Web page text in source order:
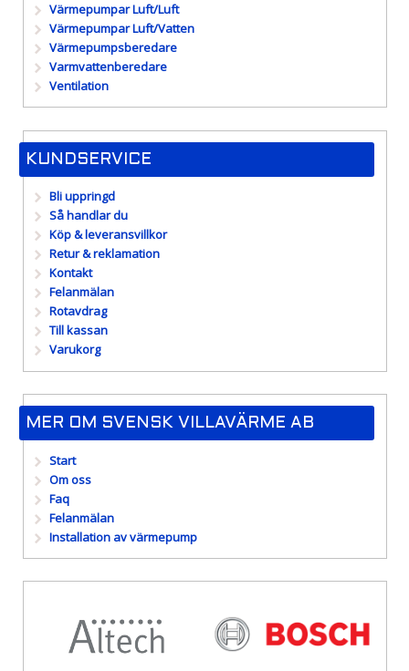
Värmepumpar Luft/Luft
Värmepumpar Luft/Vatten
Värmepumpsberedare
Varmvattenberedare
Ventilation
KUNDSERVICE
Bli uppringd
Så handlar du
Köp & leveransvillkor
Retur & reklamation
Kontakt
Felanmälan
Rotavdrag
Till kassan
Varukorg
MER OM SVENSK VILLAVÄRME AB
Start
Om oss
Faq
Felanmälan
Installation av värmepump